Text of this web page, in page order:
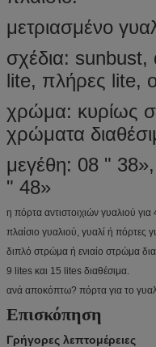
μετριασμένο
σχέδια: sunbust,
lite, πλήρες lite,
χρώμα: κυρίως
χρώματα
μεγέθη: 08 "
" 48»
η πόρτα αντιστοιχιών γυαλιού
πλαίσιο γυαλιού, γυαλί ή πόρτες
διπλό στρώμα ή ενιαίο στρώμα
9 lites και 15 lites διαθέσιμα.
ανά αποκόπτω? πόρτα για το
Επισκόπηση
Γρήγορες λεπτομέρειες